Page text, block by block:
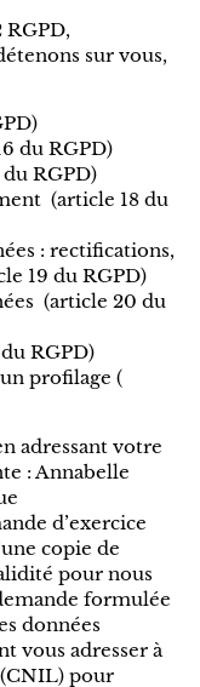
sur vous,
du RGPD)
RGPD)
(article 18 du
: rectifications,
19 du RGPD)
(article 20 du
RGPD)
profilage (
adressant votre
: Annabelle
d’exercice
copie de
pour nous
formulée
données
vous adresser à
pour